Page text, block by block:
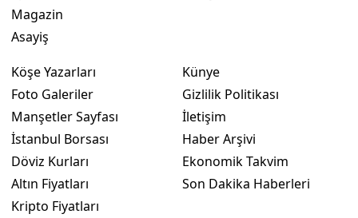
Batman
Bartın
Ardahan
Magazin
Asayiş
Köşe Yazarları
Foto Galeriler
Manşetler Sayfası
İstanbul Borsası
Döviz Kurları
Altın Fiyatları
Kripto Fiyatları
Künye
Gizlilik Politikası
İletişim
Haber Arşivi
Ekonomik Takvim
Son Dakika Haberleri